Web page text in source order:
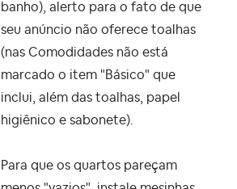
banho), alerto para o fato de que
seu anúncio não oferece toalhas
(nas Comodidades não está
marcado o item "Básico" que
inclui, além das toalhas, papel
higiênico e sabonete).
Para que os quartos pareçam